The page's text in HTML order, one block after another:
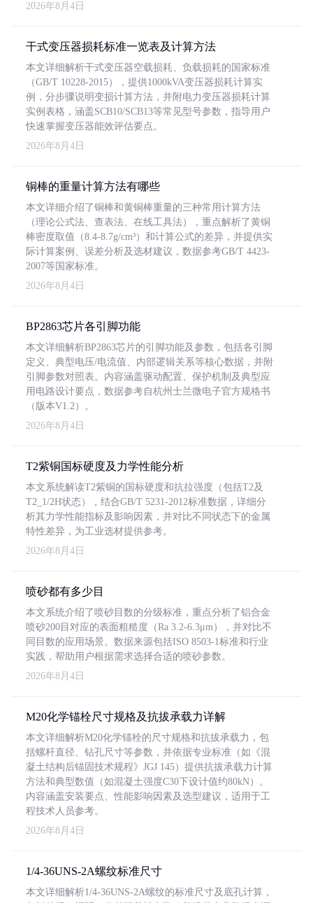
2026年8月4日
干式变压器损耗标准一览表及计算方法
本文详细解析干式变压器空载损耗、负载损耗的国家标准
（GB/T 10228-2015），提供1000kVA变压器损耗计算实
例，分步骤说明变损计算方法，并附电力变压器损耗计算
实例表格，涵盖SCB10/SCB13等常见型号参数，指导用户
快速掌握变压器能效评估要点。
2026年8月4日
铜棒的重量计算方法有哪些
本文详细介绍了铜棒和黄铜棒重量的三种常用计算方法
（理论公式法、查表法、在线工具法），重点解析了黄铜
棒密度取值（8.4-8.7g/cm³）和计算公式的差异，并提供实
际计算案例、误差分析及选材建议，数据参考GB/T 4423-
2007等国家标准。
2026年8月4日
BP2863芯片各引脚功能
本文详细解析BP2863芯片的引脚功能及参数，包括各引脚
定义、典型电压/电流值、内部逻辑关系等核心数据，并附
引脚参数对照表。内容涵盖驱动配置、保护机制及典型应
用电路设计要点，数据参考自杭州士兰微电子官方规格书
（版本V1.2）。
2026年8月4日
T2紫铜国标硬度及力学性能分析
本文系统解读T2紫铜的国标硬度和抗拉强度（包括T2及
T2_1/2H状态），结合GB/T 5231-2012标准数据，详细分
析其力学性能指标及影响因素，并对比不同状态下的金属
特性差异，为工业选材提供参考。
2026年8月4日
喷砂都有多少目
本文系统介绍了喷砂目数的分级标准，重点分析了铝合金
喷砂200目对应的表面粗糙度（Ra 3.2-6.3μm），并对比不
同目数的应用场景。数据来源包括ISO 8503-1标准和行业
实践，帮助用户根据需求选择合适的喷砂参数。
2026年8月4日
M20化学锚栓尺寸规格及抗拔承载力详解
本文详细解析M20化学锚栓的尺寸规格和抗拔承载力，包
括螺杆直径、钻孔尺寸等参数，并依据专业标准（如《混
凝土结构后锚固技术规程》JGJ 145）提供抗拔承载力计算
方法和典型数值（如混凝土强度C30下设计值约80kN）。
内容涵盖安装要点、性能影响因素及选型建议，适用于工
程技术人员参考。
2026年8月4日
1/4-36UNS-2A螺纹标准尺寸
本文详细解析1/4-36UNS-2A螺纹的标准尺寸及底孔计算，